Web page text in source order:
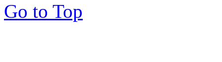
Go to Top